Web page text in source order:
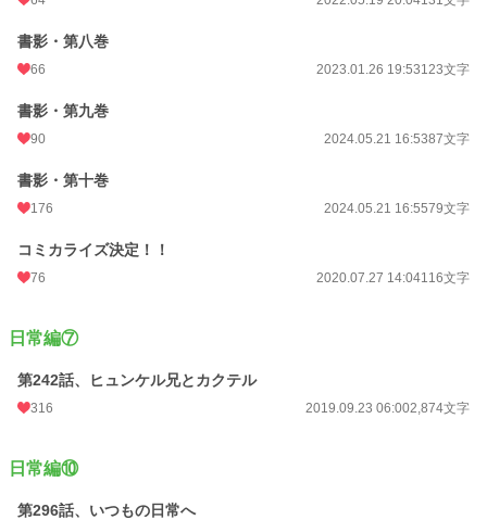
書影・第八巻
66 2023.01.26 19:53123文字
書影・第九巻
90 2024.05.21 16:5387文字
書影・第十巻
176 2024.05.21 16:5579文字
コミカライズ決定！！
76 2020.07.27 14:04116文字
日常編⑦
第242話、ヒュンケル兄とカクテル
316 2019.09.23 06:002,874文字
日常編⑩
第296話、いつもの日常へ